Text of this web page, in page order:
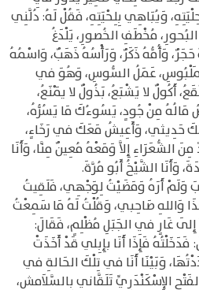
وَيُبَاهِي بِلِحْيَتِهِ، فَقُلْ لَهُ: دُلَّنِي
مُخْطَفِ الخُصورِ، يَلْدَغُ
حَجَرٌ، وَأُمُّهُ ذَكَرٌ، وَرَأْسُهُ ذَهَبٌ، وَاسْمُهُ
عَمَلُ السُّوسِ، وَهُوَ في
أَكُولٌ لا يَشْبَعُ، بَذُولٌ لا يَمْنَعُ،
مَالُهُ مِنْ جُودٍ، يَسُوءُكَ مَا يَسُرُّهُ،
حَدِيثي، وَأَعِيشُ مَعَكَ في رَخَاءٍ،
الشُّعَرَاءِ إِلاَّ وَمَعْهُ مُعِينٌ مِنَّا، وَأَنَا
وَأَنَا الشَّيْخُ أَبُو مُرَّةَ.
وَلَمْ أَرَهُ وَمَضَيْتُ لِوَجْهِي، فَلَقِيتُ
وَاللهِ صَاحِبي، وَقُلْتُ لَهُ مَا سَمِعْتُ
غَارٍ فِي الجَبَلِ مُظْلِمٍ، فَقَالَ:
فَدَخَلْتُهُ فَإِذَا أَنَا بإِبِلي قَدْ أَخَذَتْ
وَبَيْنَا أَنَا في تِلْكَ الحَالةِ في
الإِسْكَنْدَرِيِّ تَلَقَّانِي بِالسَّلاَمش،